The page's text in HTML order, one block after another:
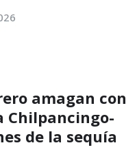
amagan con
Chilpancingo-
de la sequía